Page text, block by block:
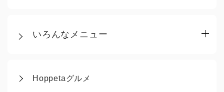
いろんなメニュー
Hoppetaグルメ